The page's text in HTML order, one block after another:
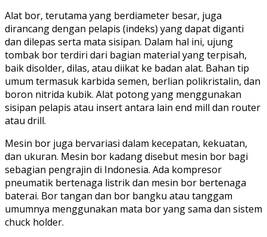
Alat bor, terutama yang berdiameter besar, juga
dirancang dengan pelapis (indeks) yang dapat diganti
dan dilepas serta mata sisipan. Dalam hal ini, ujung
tombak bor terdiri dari bagian material yang terpisah,
baik disolder, dilas, atau diikat ke badan alat. Bahan tip
umum termasuk karbida semen, berlian polikristalin, dan
boron nitrida kubik. Alat potong yang menggunakan
sisipan pelapis atau insert antara lain end mill dan router
atau drill.
Mesin bor juga bervariasi dalam kecepatan, kekuatan,
dan ukuran. Mesin bor kadang disebut mesin bor bagi
sebagian pengrajin di Indonesia. Ada kompresor
pneumatik bertenaga listrik dan mesin bor bertenaga
baterai. Bor tangan dan bor bangku atau tanggam
umumnya menggunakan mata bor yang sama dan sistem
chuck holder.